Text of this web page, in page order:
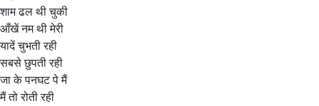
शाम ढल थी चुकी
आँखें नम थी मेरी
यादें चुभती रही
सबसे छुपती रही
जा के पनघट पे मैं
मैं तो रोती रही